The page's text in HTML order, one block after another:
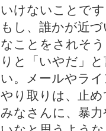
いけないことで
もし、誰かが近
なことをされそ
りと「いやだ」
い。メールやラ
やり取りは、止
みなさんに、暴